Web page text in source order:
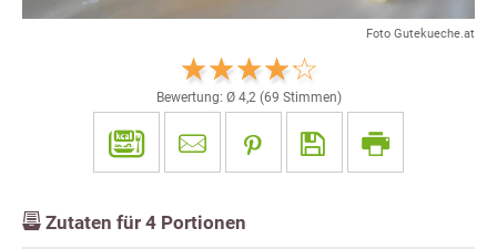
Foto Gutekueche.at
Bewertung: Ø 4,2(69 Stimmen)
Zutaten für 4 Portionen